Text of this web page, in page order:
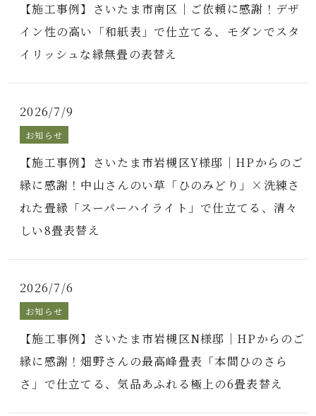
【施工事例】さいたま市南区｜ご依頼に感謝！デザ
イン性の高い「和紙表」で仕立てる、モダンでスタ
イリッシュな縁無畳の表替え
2026/7/9
お知らせ
【施工事例】さいたま市岩槻区Y様邸｜HPからのご
縁に感謝！中山さんのい草「ひのみどり」×洗練さ
れた畳縁「スーパーハイライト」で仕立てる、清々
しい8畳表替え
2026/7/6
お知らせ
【施工事例】さいたま市岩槻区N様邸｜HPからのご
縁に感謝！畑野さんの最高峰畳表「本間ひのさら
さ」で仕立てる、気品あふれる極上の6畳表替え